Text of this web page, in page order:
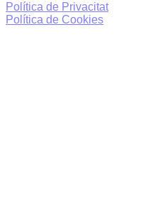
Política de Privacitat
Política de Cookies